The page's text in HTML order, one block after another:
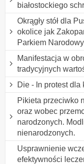
białostockiego
Okrągły stół dla
okolice jak
Parkiem
Manifestacja w
tradycyjnych
Die - In protest dla
Pikieta przeciwko
oraz wobec
narodzonych.
nienarodzonych.
Usprawnienie
efektywności